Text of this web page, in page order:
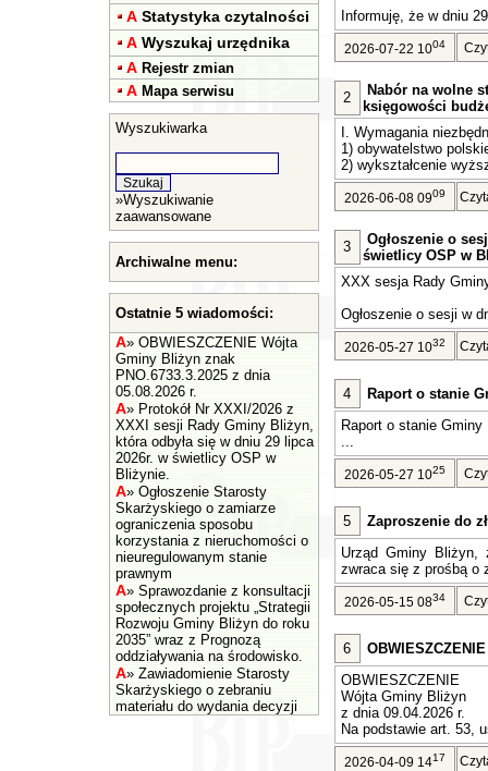
A Statystyka czytalności
A Wyszukaj urzędnika
A Rejestr zmian
A Mapa serwisu
Wyszukiwarka
»Wyszukiwanie
zaawansowane
Archiwalne menu:
Ostatnie 5 wiadomości:
A» OBWIESZCZENIE Wójta
Gminy Bliżyn znak
PNO.6733.3.2025 z dnia
05.08.2026 r.
A» Protokół Nr XXXI/2026 z
XXXI sesji Rady Gminy Bliżyn,
która odbyła się w dniu 29 lipca
2026r. w świetlicy OSP w
Bliżynie.
A» Ogłoszenie Starosty
Skarżyskiego o zamiarze
ograniczenia sposobu
korzystania z nieruchomości o
nieuregulowanym stanie
prawnym
A» Sprawozdanie z konsultacji
społecznych projektu „Strategii
Rozwoju Gminy Bliżyn do roku
2035” wraz z Prognozą
oddziaływania na środowisko.
A» Zawiadomienie Starosty
Skarżyskiego o zebraniu
materiału do wydania decyzji
Informuję, że w dniu
2026-07-22 1004
2
Nabór na wolne
księgowości
I. Wymagania
1) obywatelstwo
2) wykształcenie
2026-06-08 0909
3
Ogłoszenie o
świetlicy OSP w
XXX sesja Rady
Ogłoszenie o sesji w
2026-05-27 1032
4
Raport o stanie
Raport o stanie
...
2026-05-27 1025
5
Zaproszenie do
Urząd Gminy
zwraca się z prośbą o
2026-05-15 0834
6
OBWIESZCZENIE
Wójta Gminy Bliżyn
z dnia 09.04.2026 r.
Na podstawie art. 53,
2026-04-09 1417